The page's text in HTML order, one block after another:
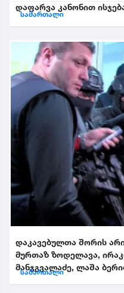
დაფარვა კანონით
სამართალი
დაკავებულთა შორის
მურთაზ ზოდელავა,
მანჯგვალაძე, ლაშა
სამართალი